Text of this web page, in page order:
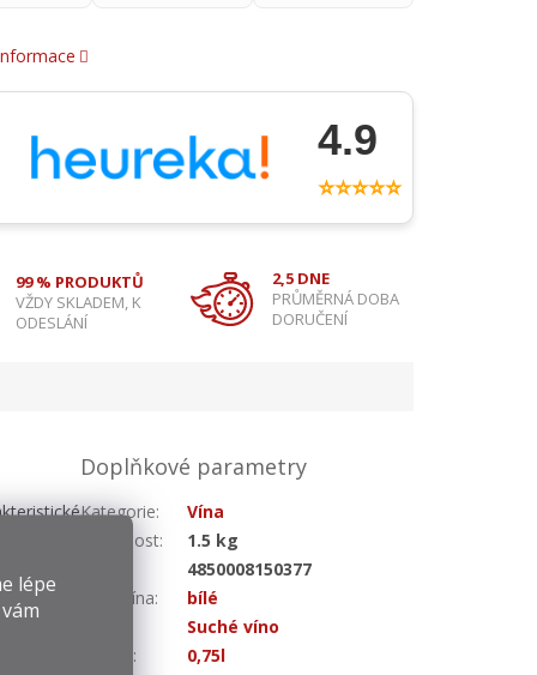
lépe
4.9
⭐⭐⭐⭐⭐
99 % PRODUKTŮ
VŽDY SKLADEM, K
ODESLÁNÍ
2,5 DNE
PRŮMĚRNÁ DOBA
DORUČENÍ
Doplňkové parametry
Kategorie:
Vína
Hmotnost:
1.5 kg
4850008150377
Druh vína:
bílé
Suché víno
:
0,75l